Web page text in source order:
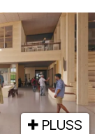
PLUSS